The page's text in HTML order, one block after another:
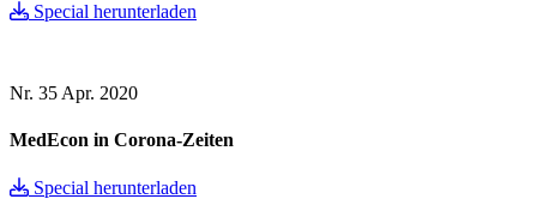
Special herunterladen
Nr. 35 Apr. 2020
MedEcon in Corona-Zeiten
Special herunterladen